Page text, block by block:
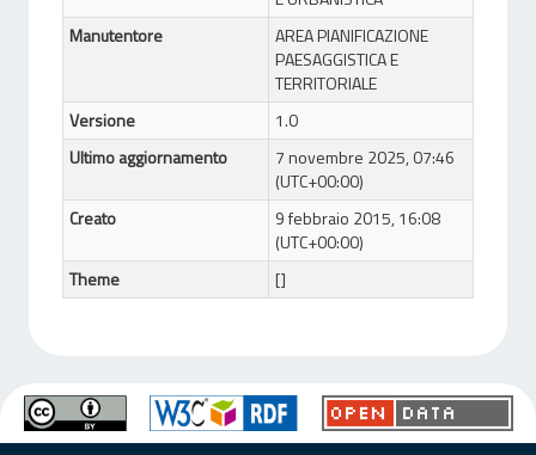
Manutentore
AREA PIANIFICAZIONE
PAESAGGISTICA E
TERRITORIALE
Versione
1.0
Ultimo aggiornamento
7 novembre 2025, 07:46
(UTC+00:00)
Creato
9 febbraio 2015, 16:08
(UTC+00:00)
Theme
[]